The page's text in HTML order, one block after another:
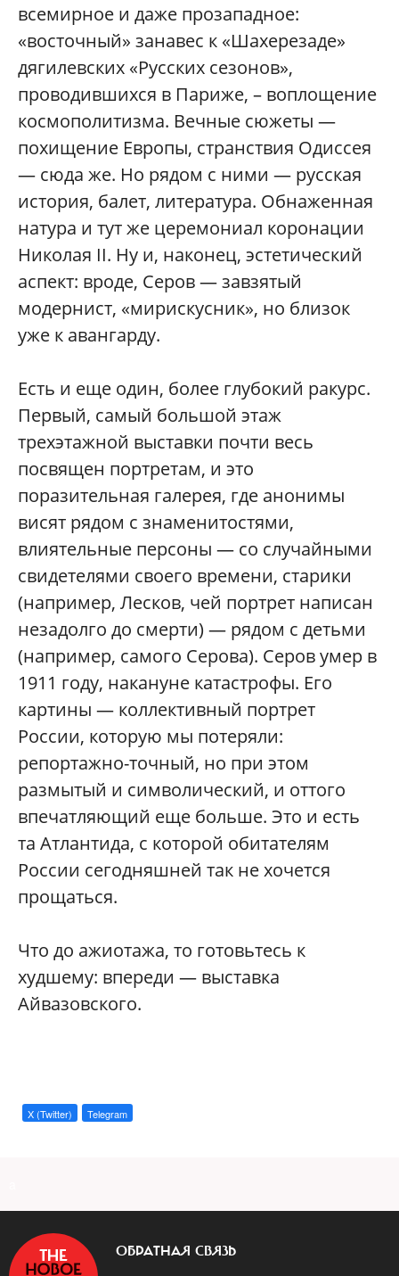
всемирное и даже прозападное:
«восточный» занавес к «Шахерезаде»
дягилевских «Русских сезонов»,
проводившихся в Париже, – воплощение
космополитизма. Вечные сюжеты —
похищение Европы, странствия Одиссея
— сюда же. Но рядом с ними — русская
история, балет, литература. Обнаженная
натура и тут же церемониал коронации
Николая II. Ну и, наконец, эстетический
аспект: вроде, Серов — завзятый
модернист, «мирискусник», но близок
уже к авангарду.
Есть и еще один, более глубокий ракурс.
Первый, самый большой этаж
трехэтажной выставки почти весь
посвящен портретам, и это
поразительная галерея, где анонимы
висят рядом с знаменитостями,
влиятельные персоны — со случайными
свидетелями своего времени, старики
(например, Лесков, чей портрет написан
незадолго до смерти) — рядом с детьми
(например, самого Серова). Серов умер в
1911 году, накануне катастрофы. Его
картины — коллективный портрет
России, которую мы потеряли:
репортажно-точный, но при этом
размытый и символический, и оттого
впечатляющий еще больше. Это и есть
та Атлантида, с которой обитателям
России сегодняшней так не хочется
прощаться.
Что до ажиотажа, то готовьтесь к
худшему: впереди — выставка
Айвазовского.
X (Twitter) Telegram
ОБРАТНАЯ СВЯЗЬ